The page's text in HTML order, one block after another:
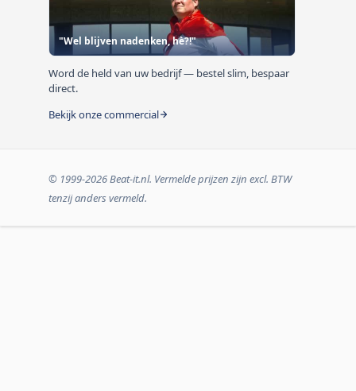
"Wel blijven nadenken, hè?!"
Word de held van uw bedrijf — bestel slim, bespaar
direct.
Bekijk onze commercial
© 1999-2026 Beat-it.nl. Vermelde prijzen zijn excl. BTW
tenzij anders vermeld.